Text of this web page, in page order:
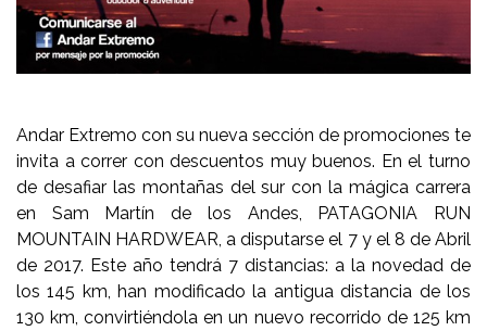
Andar Extremo con su nueva sección de promociones te
invita a correr con descuentos muy buenos. En el turno
de desafiar las montañas del sur con la mágica carrera
en Sam Martín de los Andes, PATAGONIA RUN
MOUNTAIN HARDWEAR, a disputarse el 7 y el 8 de Abril
de 2017. Este año tendrá 7 distancias: a la novedad de
los 145 km, han modificado la antigua distancia de los
130 km, convirtiéndola en un nuevo recorrido de 125 km